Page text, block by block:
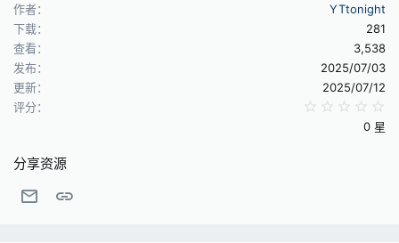
作者
YTtonight
下载
281
查看
3,538
发布
2025/07/03
更新
2025/07/12
评分
0 星
分享资源
邮件